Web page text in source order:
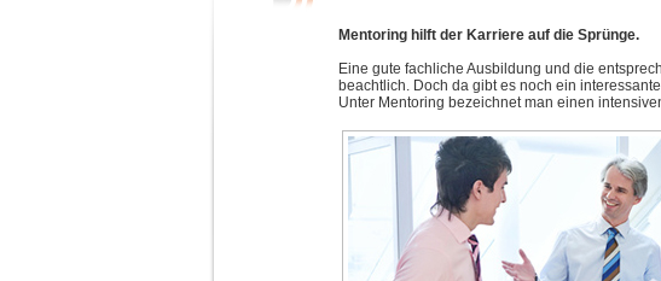
Mentoring hilft der Karriere auf die Sprünge.
Eine gute fachliche Ausbildung und die
beachtlich. Doch da gibt es noch ein
Unter Mentoring bezeichnet man einen